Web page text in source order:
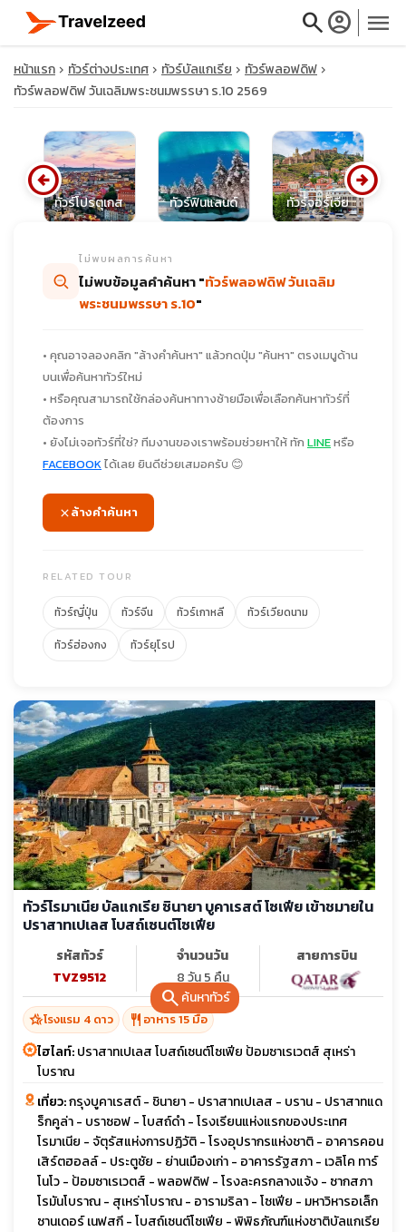
searchaccount_circle menu
close
travel_explore
search
หน้าแรก ทัวร์ต่างประเทศ ทัวร์บัลแกเรีย
ทัวร์พลอฟดิฟ
ทัวร์พลอฟดิฟ วันเฉลิมพระชนมพรรษา ร.10 2569
ทัวร์โปรตุเกส ทัวร์ฟินแลนด์ ทัวร์จอร์เจีย
arrow_circle_left arrow_circle_right
searchค้นหาทัวร์
ไม่พบผลการค้นหา
ไม่พบข้อมูลคำค้นหา "ทัวร์พลอฟดิฟ วันเฉลิม
พระชนมพรรษา ร.10"
• คุณอาจลองคลิก "ล้างคำค้นหา" แล้วกดปุ่ม "ค้นหา" ตรงเมนูด้าน
บนเพื่อค้นหาทัวร์ใหม่
• หรือคุณสามารถใช้กล่องค้นหาทางซ้ายมือเพื่อเลือกค้นหาทัวร์ที่
ต้องการ
• ยังไม่เจอทัวร์ที่ใช่? ทีมงานของเราพร้อมช่วยหาให้ ทัก LINEหรือ
FACEBOOKได้เลย ยินดีช่วยเสมอครับ 😊
ล้างคำค้นหา
RELATED TOUR
ทัวร์ญี่ปุ่น ทัวร์จีน ทัวร์เกาหลี
ทัวร์เวียดนาม
ทัวร์ฮ่องกง
ทัวร์ยุโรป
ทัวร์โรมาเนีย บัลแกเรีย ซินายา บูคาเรสต์ โซเฟีย เข้าชมายใน
ปราสาทเปเลส โบสถ์เซนต์โซเฟีย
รหัสทัวร์
TVZ9512
จำนวนวัน
8 วัน 5 คืน
สายการบิน
hotel_classโรงแรม 4 ดาว restaurant อาหาร 15 มื้อ
ไฮไลท์:ปราสาทเปเลส โบสถ์เซนต์โซเฟีย ป้อมซาเรเวตส์ สุเหร่า
โบราณ
เที่ยว:กรุงบูคาเรสต์ - ชินายา - ปราสาทเปเลส - บราน - ปราสาทแด
ร็กคูล่า - บราซอฟ - โบสถ์ดำ - โรงเรียนแห่งแรกของประเทศ
โรมาเนีย - จัตุรัสแห่งการปฏิวัติ - โรงอุปรากรแห่งชาติ - อาคารคอน
เสิร์ตฮอลล์ - ประตูชัย - ย่านเมืองเก่า - อาคารรัฐสภา - เวลิโค ทาร์
โนโว - ป้อมซาเรเวตส์ - พลอฟดิฟ - โรงละครกลางแจ้ง - ซากสภา
โรมันโบราณ - สุเหร่าโบราณ - อารามริลา - โซเฟีย - มหาวิหารอเล็ก
ซานเดอร์ เนฟสกี - โบสถ์เซนต์โซเฟีย - พิพิธภัณฑ์แห่งชาติบัลแกเรีย